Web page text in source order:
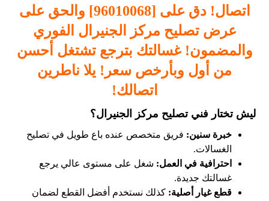
اتصال! دق على [96010068] والحق على
عرضتصليح مركز الجنيرال الفوري
والمضمون! غسالتك بترجع تشتغل أحسن
من أول وبأرخص سعر! يلا ناطرين
اتصالك!
ليش تختار فني تصليح مركز الجنيرال؟
خبرة سنين: فريق متخصص عنده باع طويل في تصليح
الغسالات.
احترافية في العمل: شغل على مستوى عالي يرجع
غسالتك جديدة.
قطع غيار أصلية:كذلك نستخدم أفضل القطع لضمان